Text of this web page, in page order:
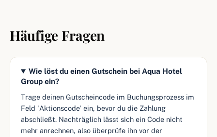
Häufige Fragen
Wie löst du einen Gutschein bei Aqua Hotel
Group ein?
Trage deinen Gutscheincode im Buchungsprozess im
Feld 'Aktionscode' ein, bevor du die Zahlung
abschließt. Nachträglich lässt sich ein Code nicht
mehr anrechnen, also überprüfe ihn vor der